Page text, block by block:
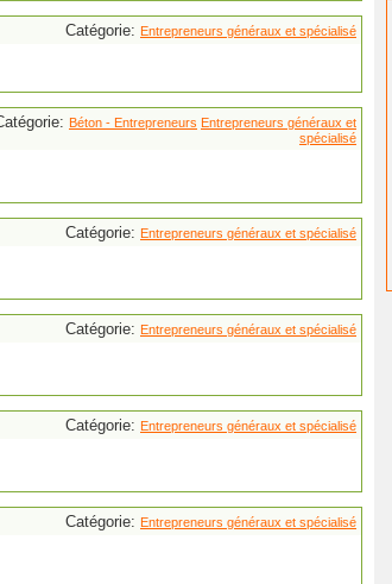
Catégorie: Entrepreneurs généraux et spécialisé
Béton - Entrepreneurs Entrepreneurs généraux et
spécialisé
Catégorie: Entrepreneurs généraux et spécialisé
Catégorie: Entrepreneurs généraux et spécialisé
Catégorie: Entrepreneurs généraux et spécialisé
Catégorie: Entrepreneurs généraux et spécialisé